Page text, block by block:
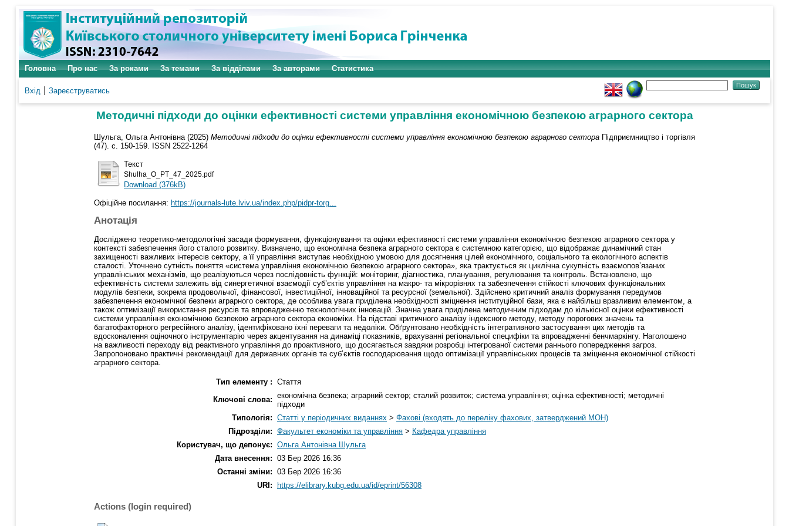
Головна Про нас За роками За темами За відділами За авторами Статистика
Вхід Зареєструватись
Методичні підходи до оцінки ефективності системи управління економічною безпекою аграрного сектора
Шульга, Ольга Антонівна (2025) Методичні підходи до оцінки ефективності системи управління економічною безпекою аграрного сектора Підприємництво і торгівля
(47). с. 150-159. ISSN 2522-1264
Текст
Shulha_O_PT_47_2025.pdf
Download (376kB)
Офіційне посилання: https://journals-lute.lviv.ua/index.php/pidpr-torg...
Анотація
Досліджено теоретико-методологічні засади формування, функціонування та оцінки ефективності системи управління економічною безпекою аграрного сектора у
контексті забезпечення його сталого розвитку. Визначено, що економічна безпека аграрного сектора є системною категорією, що відображає динамічний стан
захищеності важливих інтересів сектору, а її управління виступає необхідною умовою для досягнення цілей економічного, соціального та екологічного аспектів
сталості. Уточнено сутність поняття «система управління економічною безпекою аграрного сектора», яка трактується як циклічна сукупність взаємопов’язаних
управлінських механізмів, що реалізуються через послідовність функцій: моніторинг, діагностика, планування, регулювання та контроль. Встановлено, що
ефективність системи залежить від синергетичної взаємодії суб’єктів управління на макро- та мікрорівнях та забезпечення стійкості ключових функціональних
модулів безпеки, зокрема продовольчої, фінансової, інвестиційної, інноваційної та ресурсної (земельної). Здійснено критичний аналіз формування передумов
забезпечення економічної безпеки аграрного сектора, де особлива увага приділена необхідності зміцнення інституційної бази, яка є найбільш вразливим елементом, а
також оптимізації використання ресурсів та впровадженню технологічних інновацій. Значна увага приділена методичним підходам до кількісної оцінки ефективності
системи управління економічною безпекою аграрного сектора економіки. На підставі критичного аналізу індексного методу, методу порогових значень та
багатофакторного регресійного аналізу, ідентифіковано їхні переваги та недоліки. Обґрунтовано необхідність інтегративного застосування цих методів та
вдосконалення оціночного інструментарію через акцентування на динаміці показників, врахуванні регіональної специфіки та впровадженні бенчмаркінгу. Наголошено
на важливості переходу від реактивного управління до проактивного, що досягається завдяки розробці інтегрованої системи раннього попередження загроз.
Запропоновано практичні рекомендації для державних органів та суб’єктів господарювання щодо оптимізації управлінських процесів та зміцнення економічної стійкості
аграрного сектора.
Тип елементу : Стаття
Ключові слова: економічна безпека; аграрний сектор; сталий розвиток; система управління; оцінка ефективності; методичні
підходи
Типологія: Статті у періодичних виданнях > Фахові (входять до переліку фахових, затверджений МОН)
Підрозділи: Факультет економіки та управління > Кафедра управління
Користувач, що депонує: Ольга Антонівна Шульга
Дата внесення: 03 Бер 2026 16:36
Останні зміни: 03 Бер 2026 16:36
URI:
https://elibrary.kubg.edu.ua/id/eprint/56308
Actions (login required)